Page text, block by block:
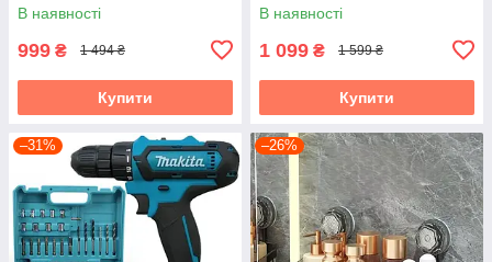
В наявності
999 ₴ 1 494 ₴
Купити
В наявності
1 099 ₴ 1 599 ₴
Купити
–31% –26%